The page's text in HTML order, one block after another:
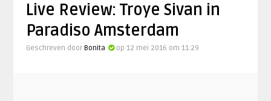
Live Review: Troye Sivan in
Paradiso Amsterdam
Geschreven door Bonita op 12 mei 2016 om 11:29